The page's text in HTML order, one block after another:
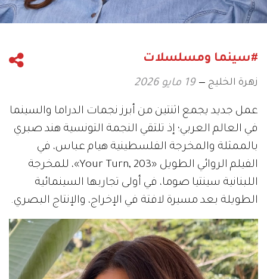
#سينما ومسلسلات
زهرة الخليج 19 مايو 2026
عمل جديد يجمع اثنتين من أبرز نجمات الدراما والسينما
في العالم العربي؛ إذ تلتقي النجمة التونسية هند صبري
بالممثلة والمخرجة الفلسطينية هيام عباس، في
الفيلم الروائي الطويل «Your Turn, 203»، للمخرجة
اللبنانية سينتيا صوما، في أولى تجاربها السينمائية
الطويلة بعد مسيرة لافتة في الإخراج، والإنتاج البصري.